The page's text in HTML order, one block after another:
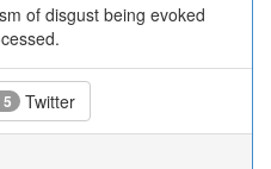
of disgust being evoked
Twitter